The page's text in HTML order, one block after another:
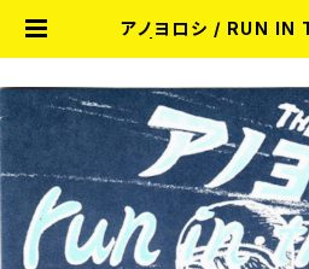
アノヨロシ / RUN